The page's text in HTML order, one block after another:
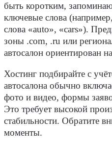
быть коротким,
ключевые слова
слова «auto», «cars»).
зоны .com, .ru или
автосалон ориентирован
Хостинг подбирайте с
автосалона обычно
фото и видео, формы
Это требует высокой
стабильности. Обратите
моменты.